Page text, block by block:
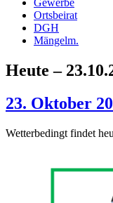
Gewerbe
Ortsbeirat
DGH
Mängelm.
Heute –
23. Oktober
Wetterbedingt findet